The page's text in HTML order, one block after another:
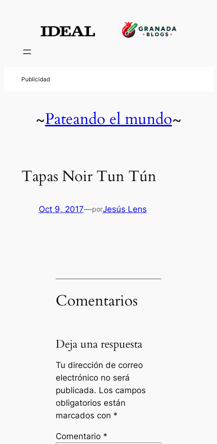
~Pateando el mundo~
Tapas Noir Tun Tún
Oct 9, 2017—porJesús Lens
Comentarios
Deja una respuesta
Tu dirección de correo
electrónico no será
publicada. Los campos
obligatorios están
marcados con *
Comentario *